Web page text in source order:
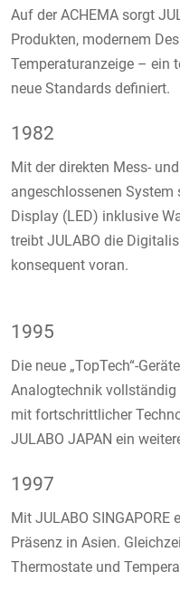
Auf der ACHEMA sorgt
Produkten, modernem
Temperaturanzeige – ein
neue Standards definiert.
1982
Mit der direkten Mess-
angeschlossenen
Display (LED) inklusive
treibt JULABO die
konsequent voran.
1995
Die neue „TopTech“-
Analogtechnik vollständig
mit fortschrittlicher
JULABO JAPAN ein
1997
Mit JULABO
Präsenz in Asien.
Thermostate und